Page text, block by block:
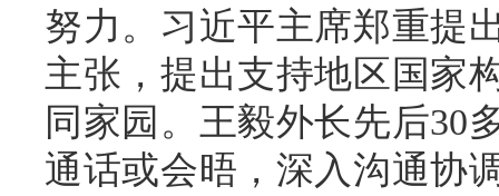
努力。习近平主席郑重提
主张，提出支持地区国家
同家园。王毅外长先后30
通话或会晤，深入沟通协